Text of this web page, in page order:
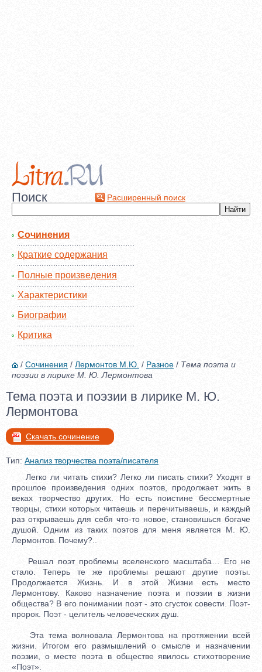
Поиск Расширенный поиск
Сочинения
Краткие содержания
Полные произведения
Характеристики
Биографии
Критика
/ Сочинения / Лермонтов М.Ю. / Разное / Тема поэта и
поэзии в лирике М. Ю. Лермонтова
Тема поэта и поэзии в лирике М. Ю.
Лермонтова
Скачать сочинение
Тип: Анализ творчества поэта/писателя
Легко ли читать стихи? Легко ли писать стихи? Уходят в
прошлое произведения одних поэтов, продолжает жить в
веках творчество других. Но есть поистине бессмертные
творцы, стихи которых читаешь и перечитываешь, и каждый
раз открываешь для себя что-то новое, становишься богаче
душой. Одним из таких поэтов для меня является М. Ю.
Лермонтов. Почему?..
Решал поэт проблемы вселенского масштаба… Его не
стало. Теперь те же проблемы решают другие поэты.
Продолжается Жизнь. И в этой Жизни есть место
Лермонтову. Каково назначение поэта и поэзии в жизни
общества? В его понимании поэт - это сгусток совести. Поэт-
пророк. Поэт - целитель человеческих душ.
Эта тема волновала Лермонтова на протяжении всей
жизни. Итогом его размышлений о смысле и назначении
поэзии, о месте поэта в обществе явилось стихотворение
«Поэт».